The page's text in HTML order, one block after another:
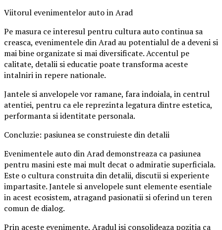
Viitorul evenimentelor auto in Arad
Pe masura ce interesul pentru cultura auto continua sa
creasca, evenimentele din Arad au potentialul de a deveni si
mai bine organizate si mai diversificate. Accentul pe
calitate, detalii si educatie poate transforma aceste
intalniri in repere nationale.
Jantele si anvelopele vor ramane, fara indoiala, in centrul
atentiei, pentru ca ele reprezinta legatura dintre estetica,
performanta si identitate personala.
Concluzie: pasiunea se construieste din detalii
Evenimentele auto din Arad demonstreaza ca pasiunea
pentru masini este mai mult decat o admiratie superficiala.
Este o cultura construita din detalii, discutii si experiente
impartasite. Jantele si anvelopele sunt elemente esentiale
in acest ecosistem, atragand pasionatii si oferind un teren
comun de dialog.
Prin aceste evenimente, Aradul isi consolideaza pozitia ca